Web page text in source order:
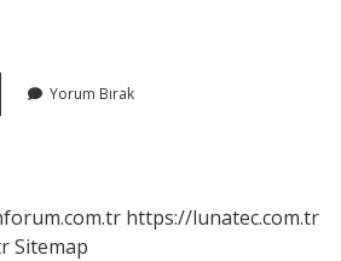
Yorum Bırak
https://lunatec.com.tr
Sitemap